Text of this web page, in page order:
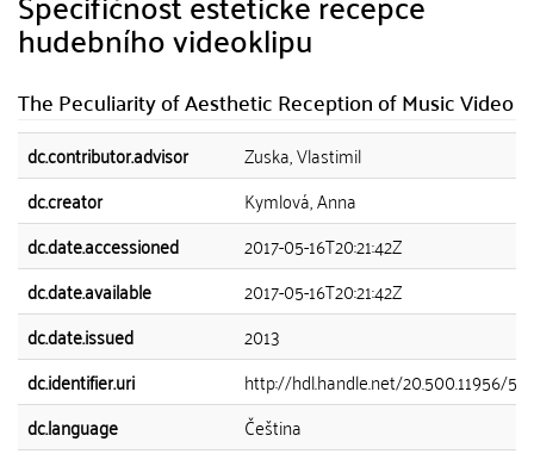
hudebního videoklipu
The Peculiarity of Aesthetic Reception of Music Video
dc.contributor.advisor
Zuska, Vlastimil
dc.creator
Kymlová, Anna
dc.date.accessioned
2017-05-16T20:21:42Z
dc.date.available
2017-05-16T20:21:42Z
dc.date.issued
2013
dc.identifier.uri
http://hdl.handle.net/20.500.11956/
dc.language
Čeština